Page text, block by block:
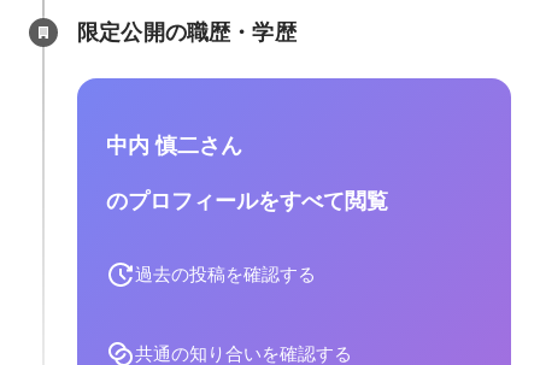
限定公開の職歴・学歴
中内 慎二さん
のプロフィールをすべて閲覧
過去の投稿を確認する
共通の知り合いを確認する